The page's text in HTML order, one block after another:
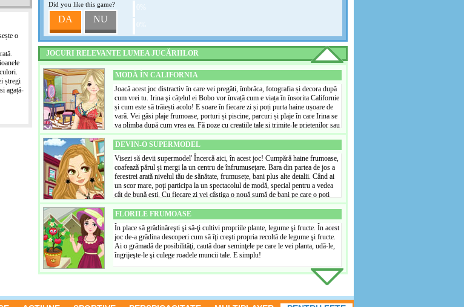
o
ștregi
agață-
Did you like this game?
DA NU
JOCURI RELEVANTE LUMEA JUCĂRIILOR
PARTY SHOP
In acest magazin veti găsi haine exclusive. Clienții vin aici dacă vor să găsească
într-adevăr o rochie specială. Fetele din magazin ajută clienții cu selectarea și
încercarea rochiilor. Asigurați-vă că clienții dumneavoastră ies din magazin cu
dorințele îndeplinite și vei câștiga destui bani, astfel încât să puteți merge la
nivelul următor. Dacă ești un manager bun, care își păstrează clienții fericiți și
menține un stoc suficient, vei demonstra că magazinul este o afacere perfectă.
Joacă și pune rezultatele pe Facebook ca să vedem cât de bun ești!
MODĂ ÎN CALIFORNIA
Joacă acest joc distractiv în care vei pregăti, îmbrăca, fotografia și decora după
cum vrei tu. Irina şi cățelul ei Bobo vor învață cum e viața în însorita Californie
și cum este să trăiești acolo! E soare în fiecare zi și poți purta haine ușoare de
vară. Vei găsi plaje frumoase, porturi și piscine, parcuri și plaje în care Irina se
va plimba după cum vrea ea. Fă poze cu creațiile tale și trimite-le prietenilor sau
pune-le în albumul tău personal. Este de asemenea posibil de a decora pereții și
podelele apartamentului în care locuiește Irina. Nu uita să dai apă la plante din
când în când! Bobo cățelul este foarte fericit dacă vii și te joci cu el când ai
ocazia!
DEVIN-O SUPERMODEL
Visezi să devii supermodel' Încercă aici, în acest joc! Cumpără haine frumoase,
coafează părul și mergi la un centru de înfrumusețare. Bara din partea de jos a
ferestrei arată nivelul tău de sănătate, frumusețe, bani plus alte detalii. Când ai
un scor mare, poţi participa la un spectacolul de modă, special pentru a vedea
cât de bună ești. Cu fiecare zi vei câștiga o nouă sumă de bani pe care o poți
cheltui pentru a încerca de a deveni supermodel. Acesta este un motiv în plus
pentru a juca acest joc în fiecare zi! Poți cumpăra de asemenea, bani virtuali pe
care îi poți cheltui pentru a cumpăra mai multe lucruri frumoase pentru a investi
în aspectul tău!
FLORILE FRUMOASE
În place să grădinăreşti şi să-ţi cultivi propriile plante, legume şi fructe. În acest
joc de-a grădina descoperi cum să îţi creşti propria recoltă de legume şi fructe.
Ai o grămadă de posibilităţi, caută doar seminţele pe care le vei planta, udă-le,
îngrijeşte-le şi culege roadele muncii tale. E simplu!
Acest joc nu are descrieri